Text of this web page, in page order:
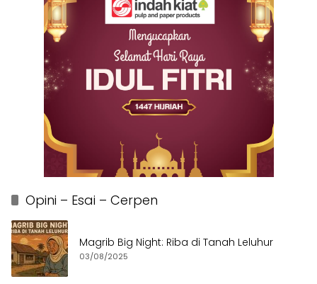
Opini – Esai – Cerpen
Magrib Big Night: Riba di Tanah Leluhur
03/08/2025